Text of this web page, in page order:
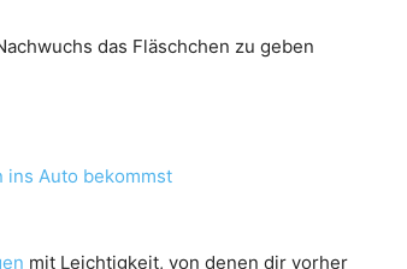
das Fläschchen zu geben
Auto bekommst
mit Leichtigkeit, von denen dir vorher